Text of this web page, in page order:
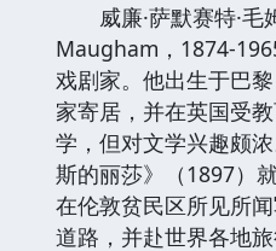
威廉·萨默赛特·毛
Maugham，1874-
戏剧家。他出生于巴
家寄居，并在英国受
学，但对文学兴趣颇
斯的丽莎》（1897）
在伦敦贫民区所见所
道路，并赴世界各地